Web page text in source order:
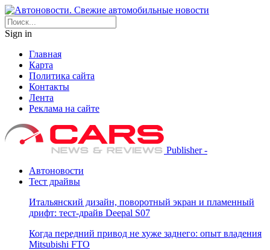
Sign in
Главная
Карта
Политика сайта
Контакты
Лента
Реклама на сайте
Publisher -
Автоновости
Тест драйвы
Итальянский дизайн, поворотный экран и пламенный
дрифт: тест-драйв Deepal S07
Когда передний привод не хуже заднего: опыт владения
Mitsubishi FTO